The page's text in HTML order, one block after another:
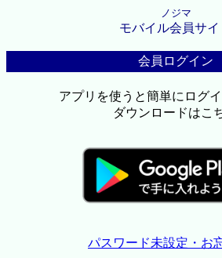
ノジマ
モバイル会員サイ
会員ログイン
アプリを使うと簡単にログ
ダウンロードはこ
パスワード未設定・お